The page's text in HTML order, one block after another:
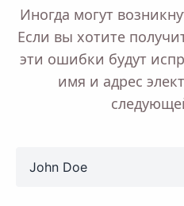
Иногда могут
Если вы хотите
эти ошибки будут
имя и адрес